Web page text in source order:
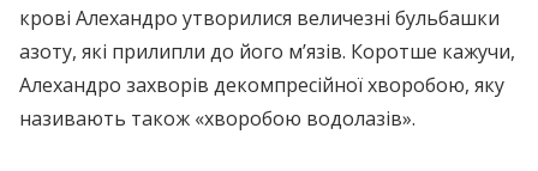
крові Алехандро утворилися величезні бульбашки
азоту, які прилипли до його м’язів. Коротше кажучи,
Алехандро захворів декомпресійної хворобою, яку
називають також «хворобою водолазів».